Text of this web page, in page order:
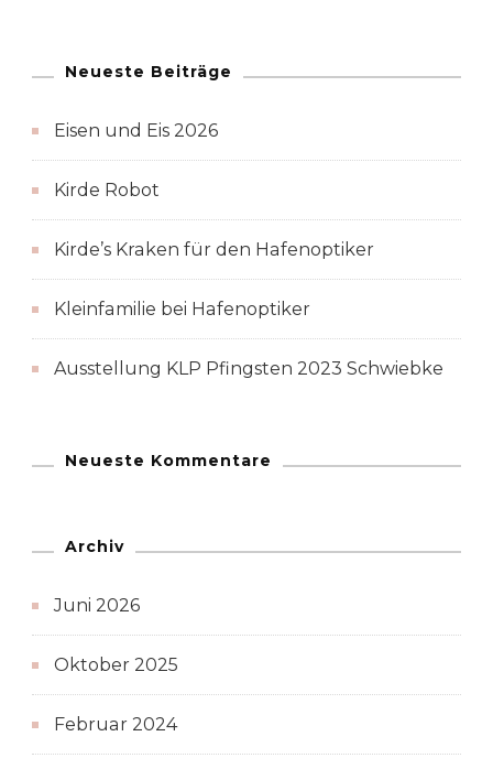
Neueste Beiträge
Eisen und Eis 2026
Kirde Robot
Kirde’s Kraken für den Hafenoptiker
Kleinfamilie bei Hafenoptiker
Ausstellung KLP Pfingsten 2023 Schwiebke
Neueste Kommentare
Archiv
Juni 2026
Oktober 2025
Februar 2024